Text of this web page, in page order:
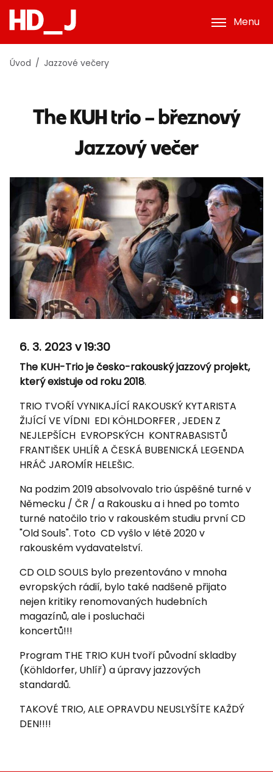
Menu
Úvod Jazzové večery
The KUH trio – březnový
Jazzový večer
6. 3. 2023 v 19:30
The KUH-Trio je česko-rakouský jazzový projekt,
který existuje od roku 2018.
TRIO TVOŘÍ VYNIKAJÍCÍ RAKOUSKÝ KYTARISTA
ŽIJÍCÍ VE VÍDNI EDI KÖHLDORFER , JEDEN Z
NEJLEPŠÍCH EVROPSKÝCH KONTRABASISTŮ
FRANTIŠEK UHLÍŘ A ČESKÁ BUBENICKÁ LEGENDA
HRÁČ JAROMÍR HELEŠIC.
Na podzim 2019 absolvovalo trio úspěšné turné v
Německu / ČR / a Rakousku a i hned po tomto
turné natočilo trio v rakouském studiu první CD
"Old Souls". Toto CD vyšlo v létě 2020 v
rakouském vydavatelství.
CD OLD SOULS bylo prezentováno v mnoha
evropských rádií, bylo také nadšeně přijato
nejen kritiky renomovaných hudebních
magazínů, ale i posluchači
koncertů!!!
Program THE TRIO KUH tvoří původní skladby
(Köhldorfer, Uhlíř) a úpravy jazzových
standardů.
TAKOVÉ TRIO, ALE OPRAVDU NEUSLYŠÍTE KAŽDÝ
DEN!!!!